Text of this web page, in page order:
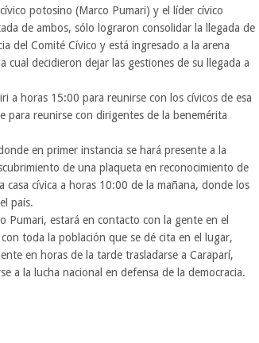
potosino (Marco Pumari) y el líder cívico
de ambos, sólo lograron consolidar la llegada de
del Comité Cívico y está ingresado a la arena
decidieron dejar las gestiones de su llegada a
a horas 15:00 para reunirse con los cívicos de esa
para reunirse con dirigentes de la benemérita
en primer instancia se hará presente a la
de una plaqueta en reconocimiento de
cívica a horas 10:00 de la mañana, donde los
país.
Pumari, estará en contacto con la gente en el
toda la población que se dé cita en el lugar,
en horas de la tarde trasladarse a Caraparí,
a la lucha nacional en defensa de la democracia.